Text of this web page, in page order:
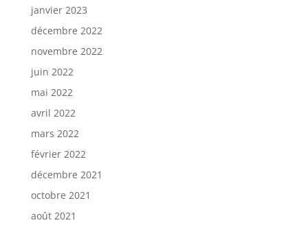
janvier 2023
décembre 2022
novembre 2022
juin 2022
mai 2022
avril 2022
mars 2022
février 2022
décembre 2021
octobre 2021
août 2021